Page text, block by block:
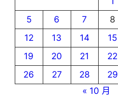
5
6 7 8
12
13 14 15
19
20 21 22
26
27 28 29
« 10 月